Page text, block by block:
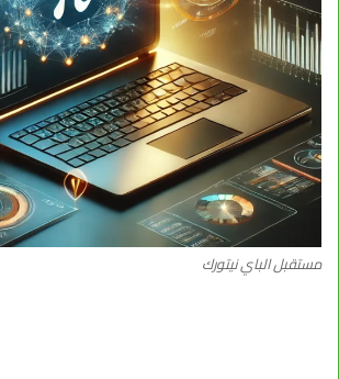
مستقبل الباي نيتورك